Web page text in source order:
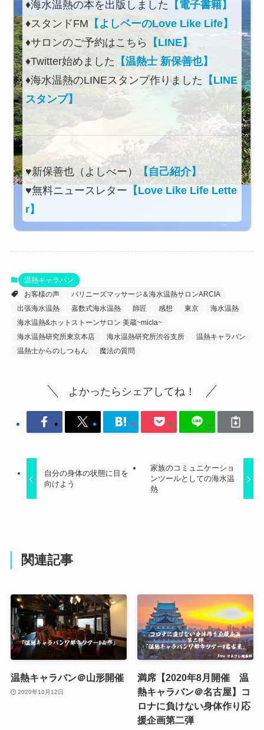
♦海水温熱の本を出版しました 【電子書籍】
♦スタンドFM 【よしベーのLove Like Life】
♦サロンのご予約はこちら
【LINE】
♦Twitter始めました 【温熱士 新保善也】
♦海水温熱のLINEスタンプ作りました 【LINE
スタンプ】
♥新保善也（よしべー） 【自己紹介】
♥無料ニュースレター 【Love Like Life Lette
r】
温熱キャラバン
お客様の声
バリニーズマッサージ＆海水温熱サロンARCIA
出張海水温熱
嘉数式海水温熱 師匠 感想 東京
海水温熱
海水温熱&ホットストーンサロン 美蔵~micla~
海水温熱研究所東京本店
海水温熱研究所渋谷支所
温熱キャラバン
温熱士からのしつもん
魔法の質問
よかったらシェアしてね！
自分の身体の状態に目を
向けよう
家族のコミュニケーショ
ンツールとしての海水温
熱
関連記事
温熱キャラバン＠山形開催
2020年10月12日
満席【2020年8月開催 温
熱キャラバン＠名古屋】コ
ロナに負けない身体作り応
援企画第二弾